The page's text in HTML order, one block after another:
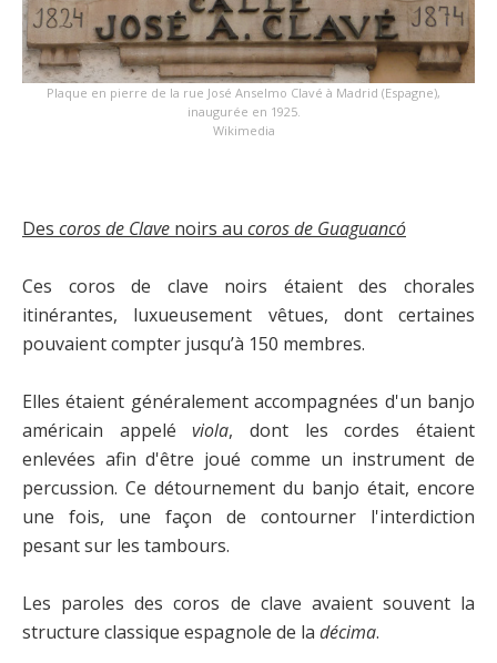
Plaque en pierre de la rue José Anselmo Clavé à Madrid (Espagne),
inaugurée en 1925.
Wikimedia
Des coros de Clave noirs au coros de Guaguancó
Ces coros de clave noirs étaient des chorales
itinérantes, luxueusement vêtues, dont certaines
pouvaient compter jusqu’à 150 membres.
Elles étaient généralement accompagnées d'un banjo
américain appeléviola, dont les cordes étaient
enlevées afin d'être joué comme un instrument de
percussion. Ce détournement du banjo était, encore
une fois, une façon de contourner l'interdiction
pesant sur les tambours.
Les paroles des coros de clave avaient souvent la
structure classique espagnole de la décima.